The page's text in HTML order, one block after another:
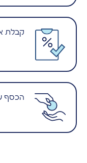
קבלת
הכסף